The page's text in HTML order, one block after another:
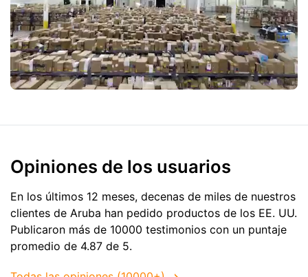
Opiniones de los usuarios
En los últimos 12 meses, decenas de miles de nuestros
clientes de Aruba han pedido productos de los EE. UU.
Publicaron más de 10000 testimonios con un puntaje
promedio de 4.87 de 5.